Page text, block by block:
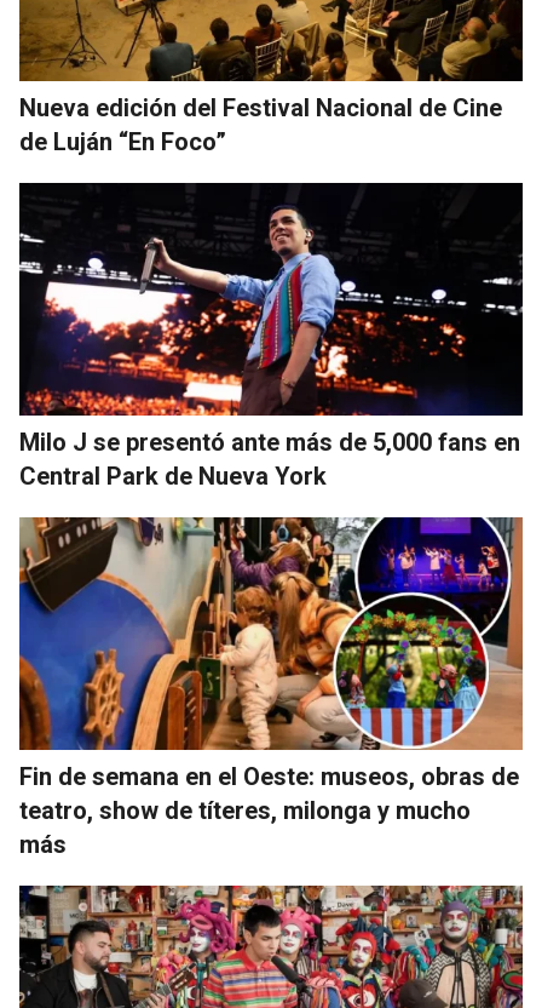
Nueva edición del Festival Nacional de Cine
de Luján “En Foco”
Milo J se presentó ante más de 5,000 fans en
Central Park de Nueva York
Fin de semana en el Oeste: museos, obras de
teatro, show de títeres, milonga y mucho
más